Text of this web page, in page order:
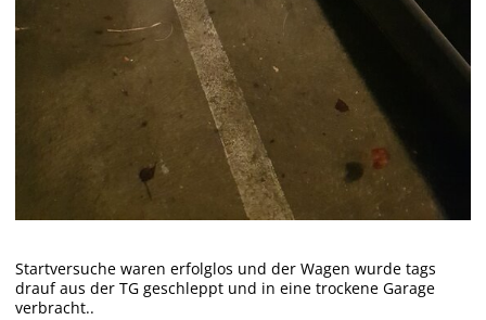
Startversuche waren erfolglos und der Wagen wurde tags
drauf aus der TG geschleppt und in eine trockene Garage
verbracht..